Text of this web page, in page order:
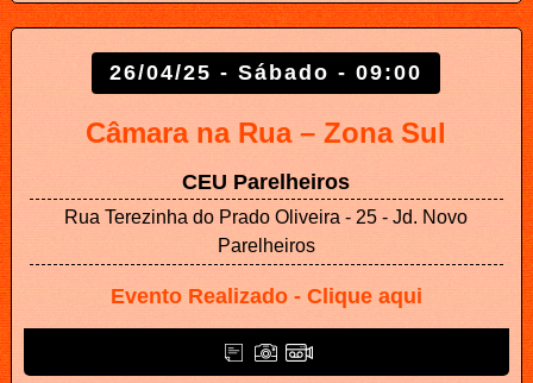
26/04/25 - Sábado - 09:00
Câmara na Rua – Zona Sul
CEU Parelheiros
Rua Terezinha do Prado Oliveira - 25 - Jd. Novo
Parelheiros
Evento Realizado - Clique aqui